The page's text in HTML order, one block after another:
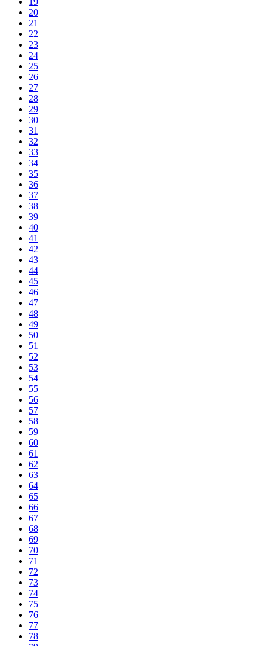
20
21
22
23
24
25
26
27
28
29
30
31
32
33
34
35
36
37
38
39
40
41
42
43
44
45
46
47
48
49
50
51
52
53
54
55
56
57
58
59
60
61
62
63
64
65
66
67
68
69
70
71
72
73
74
75
76
77
78